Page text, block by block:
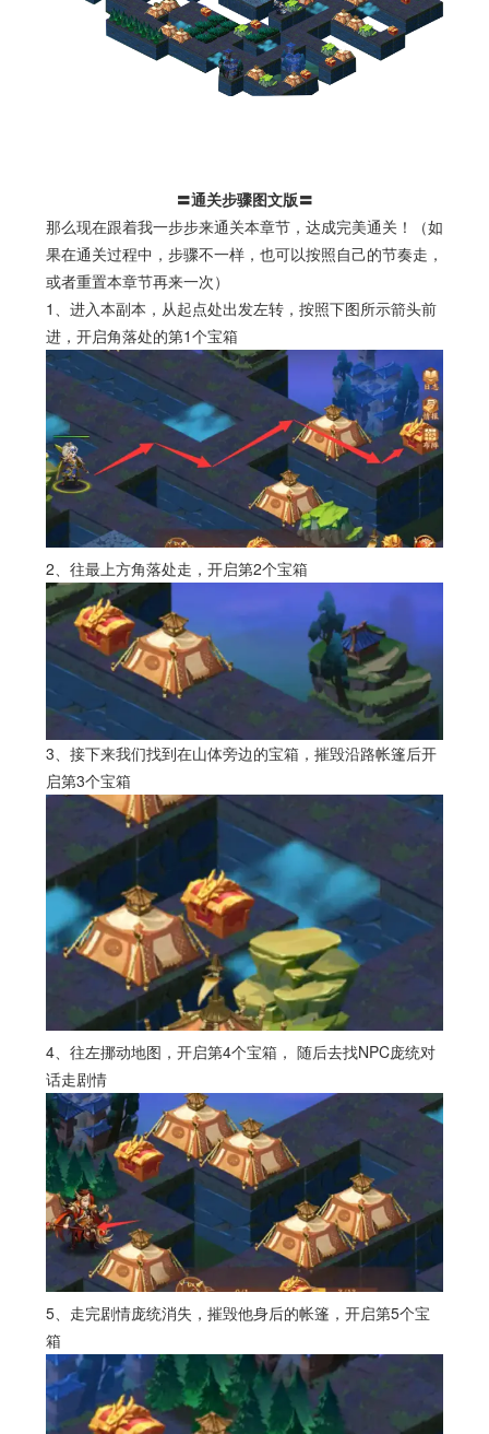
〓通关步骤图文版〓
那么现在跟着我一步步来通关本章节，达成完美通关！（如
果在通关过程中，步骤不一样，也可以按照自己的节奏走，
或者重置本章节再来一次）
1、进入本副本，从起点处出发左转，按照下图所示箭头前
进，开启角落处的第1个宝箱
2、往最上方角落处走，开启第2个宝箱
3、接下来我们找到在山体旁边的宝箱，摧毁沿路帐篷后开
启第3个宝箱
4、往左挪动地图，开启第4个宝箱， 随后去找NPC庞统对
话走剧情
5、走完剧情庞统消失，摧毁他身后的帐篷，开启第5个宝
箱